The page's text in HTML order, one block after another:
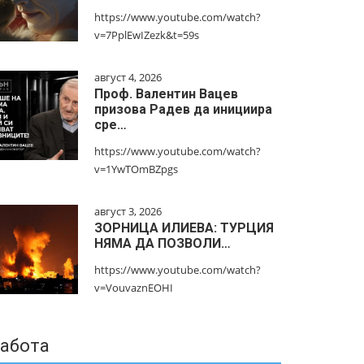
https://www.youtube.com/watch?
v=7PplEwIZezk&t=59s
август 4, 2026
Проф. Валентин Вацев
призова Радев да инициира
сре…
https://www.youtube.com/watch?
v=1YwTOmBZpgs
август 3, 2026
ЗОРНИЦА ИЛИЕВА: ТУРЦИЯ
НЯМА ДА ПОЗВОЛИ…
https://www.youtube.com/watch?
v=VouvaznEOHI